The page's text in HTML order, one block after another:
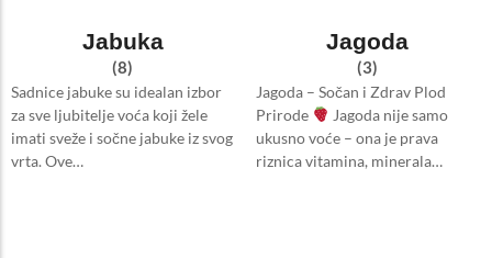
Jabuka
(8)
Sadnice jabuke su idealan izbor
za sve ljubitelje voća koji žele
imati sveže i sočne jabuke iz svog
vrta. Ove…
Jagoda
(3)
Jagoda – Sočan i Zdrav Plod
Prirode
Jagoda nije samo
ukusno voće – ona je prava
riznica vitamina, minerala…